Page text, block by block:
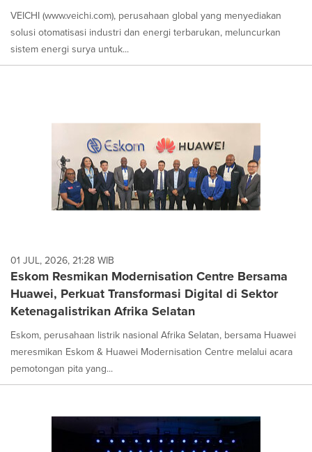
VEICHI (www.veichi.com), perusahaan global yang menyediakan
solusi otomatisasi industri dan energi terbarukan, meluncurkan
sistem energi surya untuk...
01 JUL, 2026, 21:28 WIB
Eskom Resmikan Modernisation Centre Bersama
Huawei, Perkuat Transformasi Digital di Sektor
Ketenagalistrikan Afrika Selatan
Eskom, perusahaan listrik nasional Afrika Selatan, bersama Huawei
meresmikan Eskom & Huawei Modernisation Centre melalui acara
pemotongan pita yang...